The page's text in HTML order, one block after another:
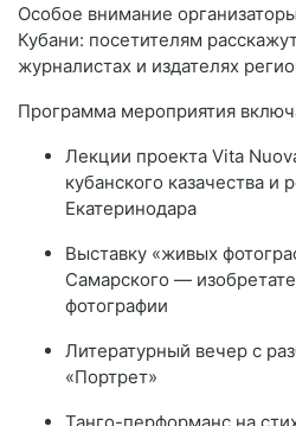
Особое внимание
Кубани: посетителям
журналистах и издателях
Программа мероприятия
Лекции проекта Vita
кубанского казачества
Екатеринодара
Выставку «живых
Самарского —
фотографии
Литературный вечер с
«Портрет»